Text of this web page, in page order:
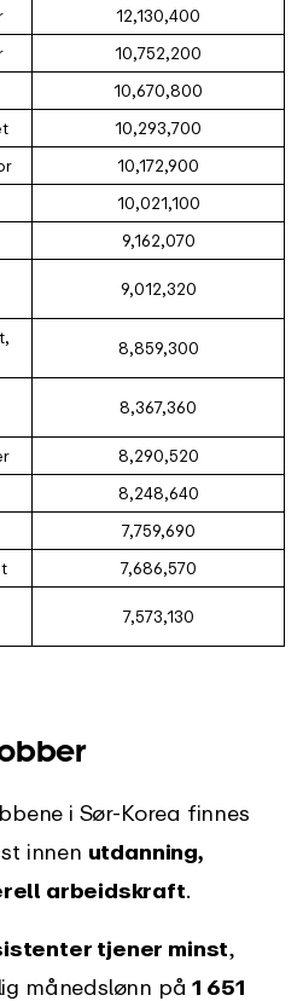
12,130,400
10,752,200
10,670,800
10,293,700
10,172,900
10,021,100
9,162,070
9,012,320
8,859,300
8,367,360
8,290,520
8,248,640
7,759,690
7,686,570
7,573,130
i Sør-Korea finnes
innen utdanning,
arbeidskraft.
tjener minst,
månedslønn på1 651